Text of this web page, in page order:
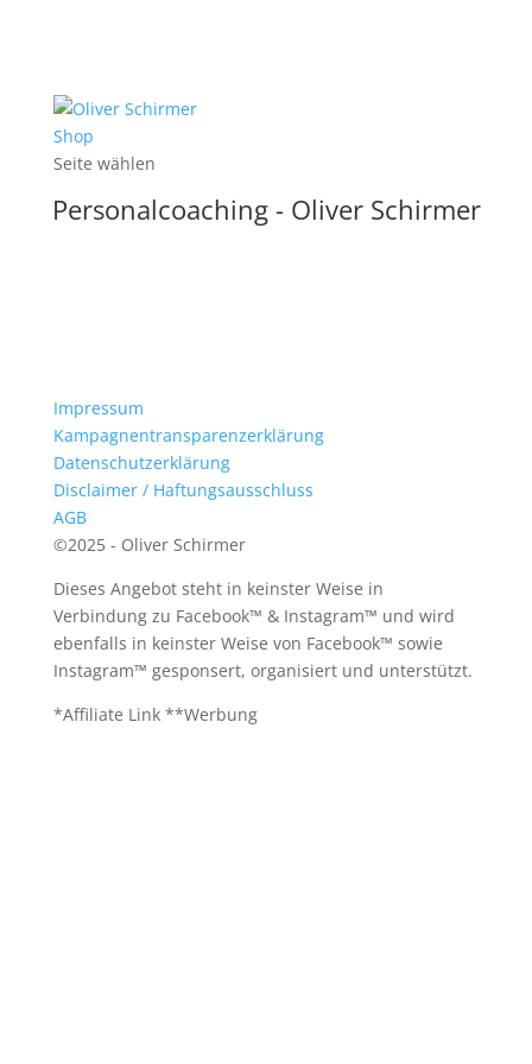
Shop
Seite wählen
Personalcoaching - Oliver Schirmer
Impressum
Kampagnentransparenzerklärung
Datenschutzerklärung
Disclaimer / Haftungsausschluss
AGB
©2025 - Oliver Schirmer
Dieses Angebot steht in keinster Weise in
Verbindung zu Facebook™ & Instagram™ und wird
ebenfalls in keinster Weise von Facebook™ sowie
Instagram™ gesponsert, organisiert und unterstützt.
*Affiliate Link **Werbung